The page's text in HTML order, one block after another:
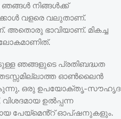
നിങ്ങൾക്ക്
വളരെ വലുതാണ്.
ഭാവിയാണ്. മികച്ച
ഞങ്ങളുടെ പ്രതിബദ്ധത
ഓൺലൈൻ
ഒരു ഉപയോക്തൃ-സൗഹൃദ
ഉൽപ്പന്ന
പേയ്‌മെൻ്റ് ഓപ്ഷനുകളും.